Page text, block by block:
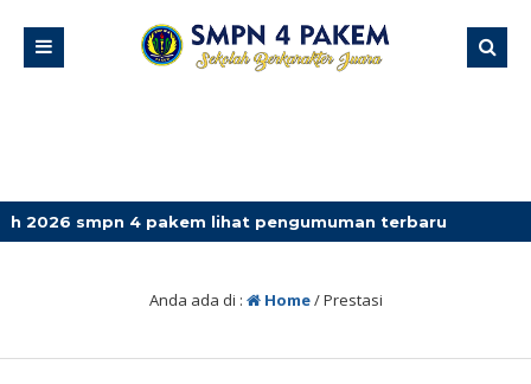
lihat pengumuman terbaru
Anda ada di : Home/Prestasi